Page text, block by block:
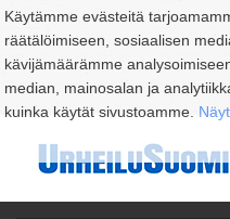
Käytämme evästeitä
räätälöimiseen, sosiaalisen
kävijämäärämme
median, mainosalan ja
kuinka käytät sivustoamme.